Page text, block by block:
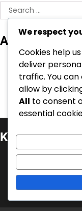
Search
for:
Arkiv
March 2026
February 2026
Kategorier
Battle Pass-
Event Quest
V-Bucks
We respect
Cookies help
deliver
traffic. You
allow by
All to consent
essential